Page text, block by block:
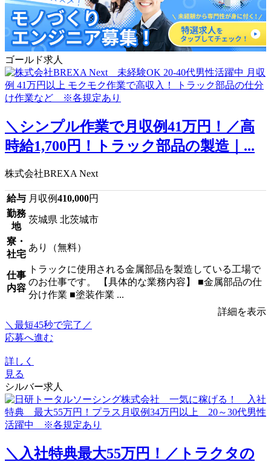
ゴールド求人
＼シンプル作業で月収例41万円！／高
時給1,700円！トラック部品の製造｜...
株式会社BREXA Next
給与 月収例410,000円
勤務
地
茨城県 北茨城市
寮・
社宅
あり（無料）
仕事
内容
トラックに使用される金属部品を製造している工場で
のお仕事です。 【具体的な業務内容】 ■金属部品の仕
分け作業 ■塗装作業 ...
詳細を表示
＼最短45秒で完了／
応募へ進む
詳しく
見る
シルバー求人
＼入社特典最大55万円！／トラクタの